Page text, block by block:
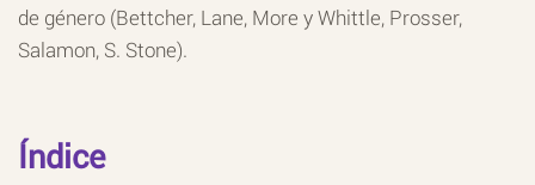
de género (Bettcher, Lane, More y Whittle, Prosser,
Salamon, S. Stone).
Índice